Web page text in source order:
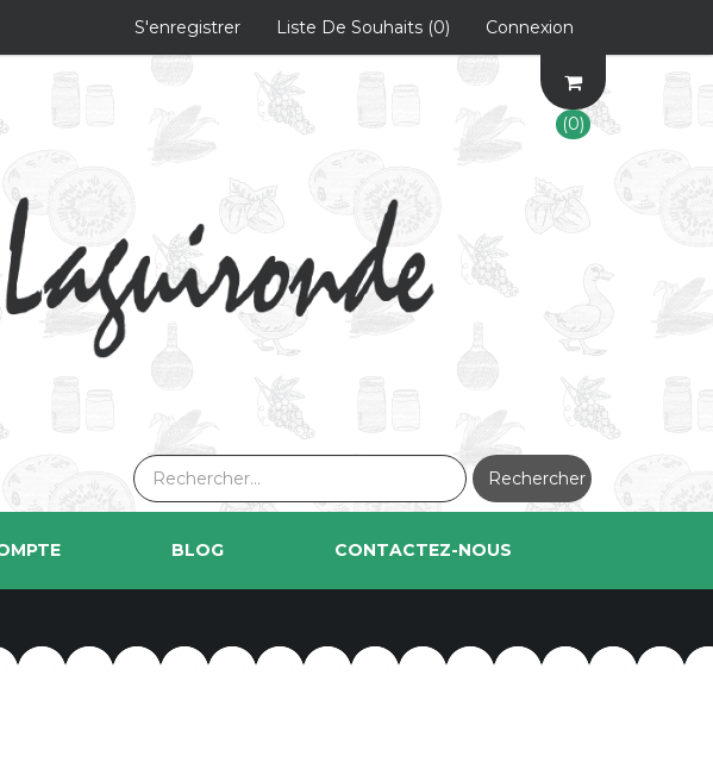
S'enregistrer Liste De Souhaits (0) Connexion
(0)
Rechercher
BLOG CONTACTEZ-NOUS